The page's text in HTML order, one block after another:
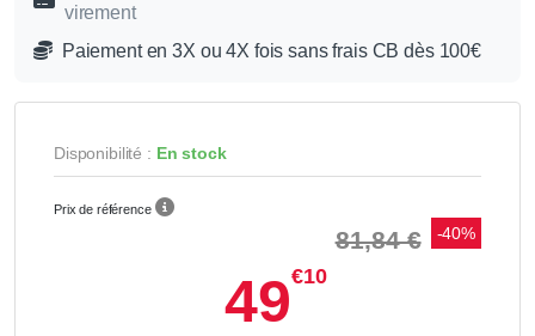
virement
Paiement en 3X ou 4X fois sans frais CB dès 100€
Disponibilité : En stock
Prix de référence
81,84 € -40%
49€10